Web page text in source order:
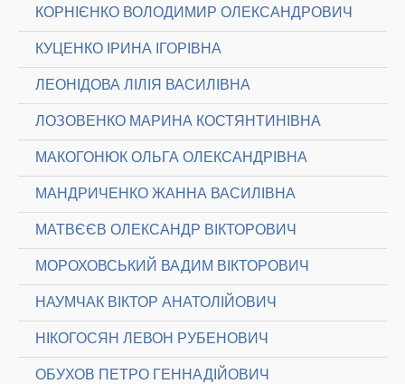
КОРНІЄНКО ВОЛОДИМИР ОЛЕКСАНДРОВИЧ
КУЦЕНКО ІРИНА ІГОРІВНА
ЛЕОНІДОВА ЛІЛІЯ ВАСИЛІВНА
ЛОЗОВЕНКО МАРИНА КОСТЯНТИНІВНА
МАКОГОНЮК ОЛЬГА ОЛЕКСАНДРІВНА
МАНДРИЧЕНКО ЖАННА ВАСИЛІВНА
МАТВЄЄВ ОЛЕКСАНДР ВІКТОРОВИЧ
МОРОХОВСЬКИЙ ВАДИМ ВІКТОРОВИЧ
НАУМЧАК ВІКТОР АНАТОЛІЙОВИЧ
НІКОГОСЯН ЛЕВОН РУБЕНОВИЧ
ОБУХОВ ПЕТРО ГЕННАДІЙОВИЧ